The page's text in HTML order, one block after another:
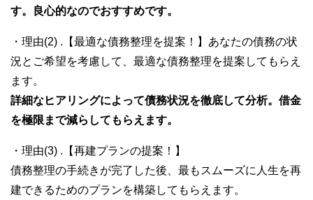
す。良心的なのでおすすめです。
・理由(2) .【最適な債務整理を提案！】あなたの債務の状
況とご希望を考慮して、最適な債務整理を提案してもらえ
ます。
詳細なヒアリングによって債務状況を徹底して分析。借金
を極限まで減らしてもらえます。
・理由(3) .【再建プランの提案！】
債務整理の手続きが完了した後、最もスムーズに人生を再
建できるためのプランを構築してもらえます。